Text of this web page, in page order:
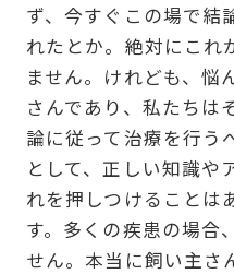
ず、今すぐこの場で結
れたとか。絶対にこれ
ません。けれども、悩
さんであり、私たちは
論に従って治療を行う
として、正しい知識や
れを押しつけることは
す。多くの疾患の場合
せん。本当に飼い主さ